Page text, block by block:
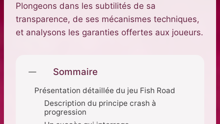
Plongeons dans les subtilités de sa
transparence, de ses mécanismes techniques,
et analysons les garanties offertes aux joueurs.
Sommaire
Présentation détaillée du jeu Fish Road
Description du principe crash à
progression